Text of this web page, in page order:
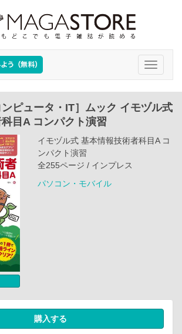
Toggle
ピュータ・IT］ムック イモヅル式
目A コンパクト演習
イモヅル式 基本情報技術者科目A コ
ンパクト演習
全255ページ / インプレス
パソコン・モバイル
購入する